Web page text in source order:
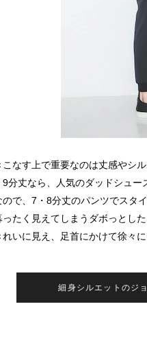
なす上で重要なのは丈感やシ
分丈なら、人気のダッドシュ
で、7・8分丈のパンツでスタ
たく見えてしまうダボっとし
いに見え、足首にかけて徐々
細身シルエットのジ